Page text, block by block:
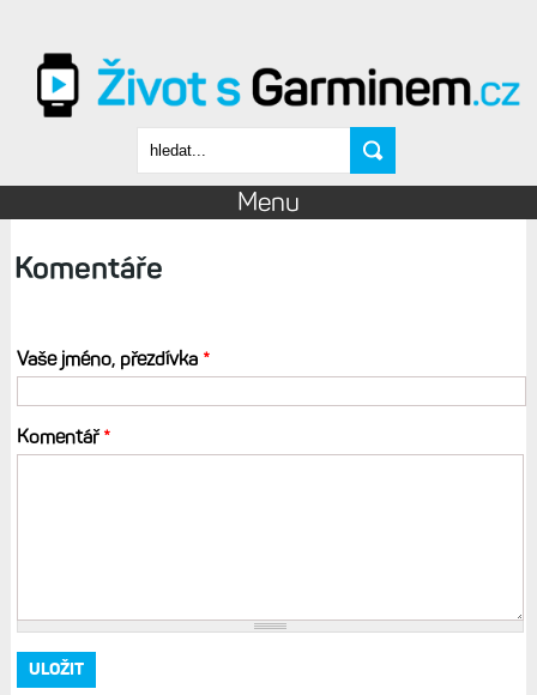
Vyhledávání
Menu
Komentáře
Vaše jméno, přezdívka *
Komentář*